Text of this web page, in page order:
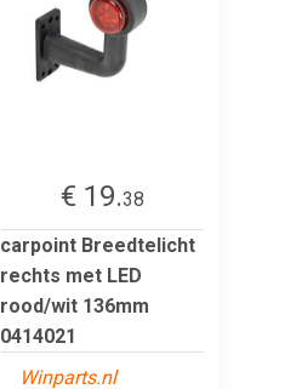
€ 19.38
carpoint Breedtelicht
rechts met LED
rood/wit 136mm
0414021
Winparts.nl